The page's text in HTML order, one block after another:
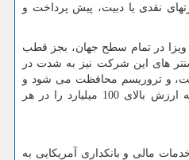
نقدی یا دبیت، پیش پرداخت و
در تمام سطح جهان، بجز قطب
های این شرکت نیز به شدت در
و تروریسم محافظت می شود و
می تواند بالای 30000 معالمه به ارزش بالای 100 میلیارد را در هر
مالی و بانکداری آمریکایی به